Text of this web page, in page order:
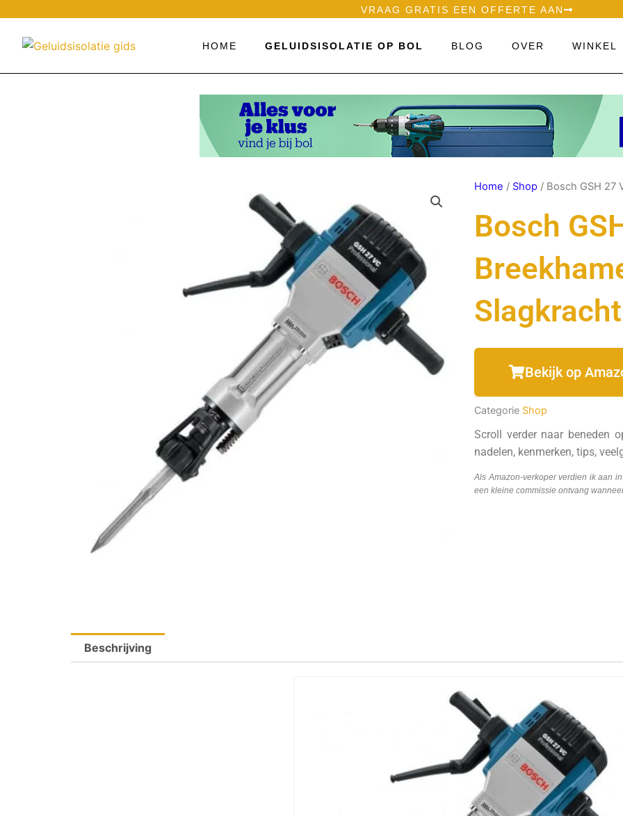
VRAAG GRATIS EEN OFFERTE AAN
HOME GELUIDSISOLATIE OP BOL BLOG OVER WINKEL
Home / Shop / Bosch GSH 27
Bosch
Bekijk op
Categorie Shop
Scroll verder naar beneden
nadelen, kenmerken, tips,
Als Amazon-verkoper verdien ik aan
een kleine commissie ontvang
Beschrijving